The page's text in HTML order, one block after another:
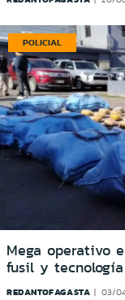
POLICIAL
Mega operativo
fusil y
REDANTOFAGASTA 03/